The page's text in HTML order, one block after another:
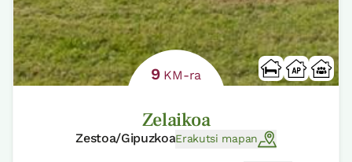
9KM-ra
Zelaikoa
Zestoa/GipuzkoaErakutsi mapan